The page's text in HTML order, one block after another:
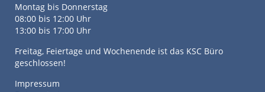
Montag bis Donnerstag
08:00 bis 12:00 Uhr
13:00 bis 17:00 Uhr
Freitag, Feiertage und Wochenende ist das KSC Büro
geschlossen!
Impressum